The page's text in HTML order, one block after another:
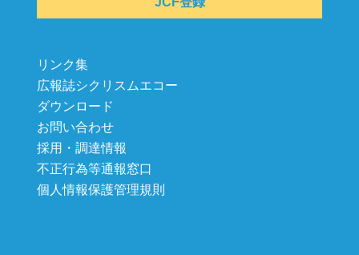
リンク集
広報誌シクリスムエコー
ダウンロード
お問い合わせ
採用・調達情報
不正行為等通報窓口
個人情報保護管理規則